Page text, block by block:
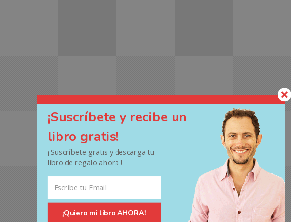
¡Suscríbete y recibe un
libro gratis!
¡ Suscríbete gratis y descarga tu
libro de regalo ahora !
¡Quiero mi libro AHORA!